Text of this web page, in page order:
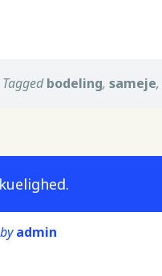
Taggedbodeling, sameje,
byadmin